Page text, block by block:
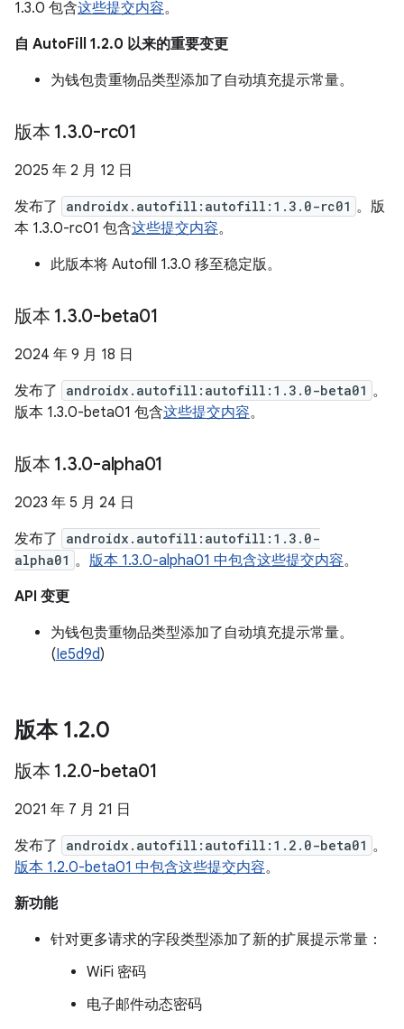
1.3.0 包含这些提交内容。
自 AutoFill 1.2.0 以来的重要变更
为钱包贵重物品类型添加了自动填充提示常量。
版本 1.3.0-rc01
2025 年 2 月 12 日
发布了
androidx.autofill:autofill:1.3.0-rc01 。版
本 1.3.0-rc01 包含这些提交内容。
此版本将 Autofill 1.3.0 移至稳定版。
版本 1.3.0-beta01
2024 年 9 月 18 日
发布了
androidx.autofill:autofill:1.3.0-beta01 。
版本 1.3.0-beta01 包含这些提交内容。
版本 1.3.0-alpha01
2023 年 5 月 24 日
发布了
androidx.autofill:autofill:1.3.0-
alpha01 。 版本 1.3.0-alpha01 中包含这些提交内容。
API 变更
为钱包贵重物品类型添加了自动填充提示常量。
(Ie5d9d)
版本 1.2.0
版本 1.2.0-beta01
2021 年 7 月 21 日
发布了
androidx.autofill:autofill:1.2.0-beta01 。
版本 1.2.0-beta01 中包含这些提交内容。
新功能
针对更多请求的字段类型添加了新的扩展提示常量：
WiFi 密码
电子邮件动态密码